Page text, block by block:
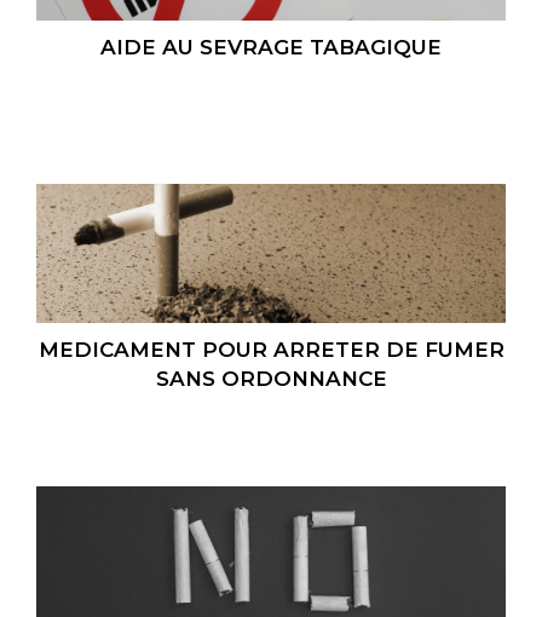
AIDE AU SEVRAGE TABAGIQUE
MEDICAMENT POUR ARRETER DE FUMER
SANS ORDONNANCE